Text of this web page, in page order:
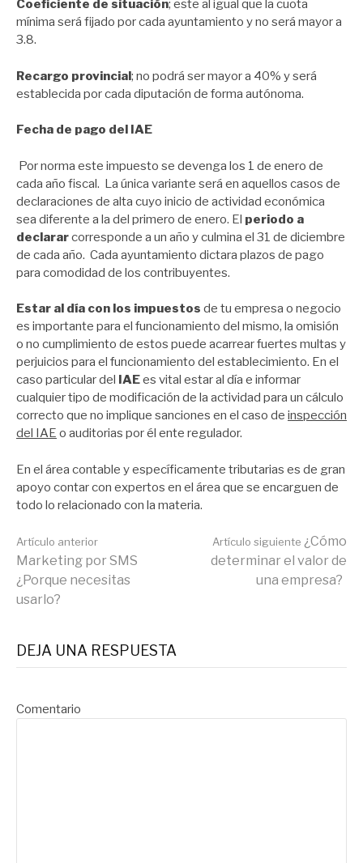
Coeficiente de situación; este al igual que la cuota
mínima será fijado por cada ayuntamiento y no será mayor a
3.8.
Recargo provincial; no podrá ser mayor a 40% y será
establecida por cada diputación de forma autónoma.
Fecha de pago del IAE
Por norma este impuesto se devenga los 1 de enero de
cada año fiscal. La única variante será en aquellos casos de
declaraciones de alta cuyo inicio de actividad económica
sea diferente a la del primero de enero. El periodo a
declararcorresponde a un año y culmina el 31 de diciembre
de cada año. Cada ayuntamiento dictara plazos de pago
para comodidad de los contribuyentes.
Estar al día con los impuestos de tu empresa o negocio
es importante para el funcionamiento del mismo, la omisión
o no cumplimiento de estos puede acarrear fuertes multas y
perjuicios para el funcionamiento del establecimiento. En el
caso particular del
IAEes vital estar al día e informar
cualquier tipo de modificación de la actividad para un cálculo
correcto que no implique sanciones en el caso de inspección
del IAE o auditorias por él ente regulador.
En el área contable y específicamente tributarias es de gran
apoyo contar con expertos en el área que se encarguen de
todo lo relacionado con la materia.
Seguir
leyendo
Artículo anterior
Marketing por SMS
¿Porque necesitas
usarlo?
Artículo siguiente ¿Cómo
determinar el valor de
una empresa?
DEJA UNA RESPUESTA
Comentario